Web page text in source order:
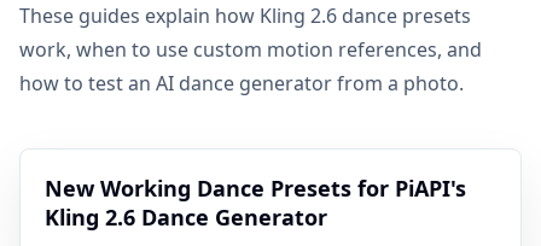
These guides explain how Kling 2.6 dance presets
work, when to use custom motion references, and
how to test an AI dance generator from a photo.
New Working Dance Presets for PiAPI's
Kling 2.6 Dance Generator